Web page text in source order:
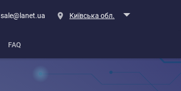
sale@lanet.ua Київська обл.
FAQ